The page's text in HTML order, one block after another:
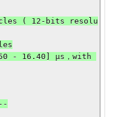
( 12-bits resolu
- 16.40] µs，with